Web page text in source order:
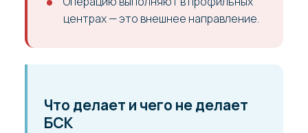
центрах — это внешнее направление.
Что делает и чего не делает
БСК